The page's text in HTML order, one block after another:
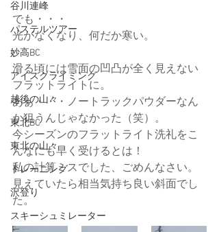
谷川連峰
パステルツアー
妙高BC
アイスクライミング
越後の山々
東北BC
東北の山々
トレーニング
沢登り
スキーシュミレーター
でも・・・
光がなくなり、何だか寒い。
滑る頃には雪面の凹凸が全く見えない
フラットライトに。
あぁ・・・ノートラックパウダーなん
か狙うんじゃなかった（笑）。
今シーズンのフラットライト洗礼をこ
んなにも早く受けるとは！
私の計算ミスでした、ごめんなさい。
見えていたら相当気持ち良い斜面でし
た。